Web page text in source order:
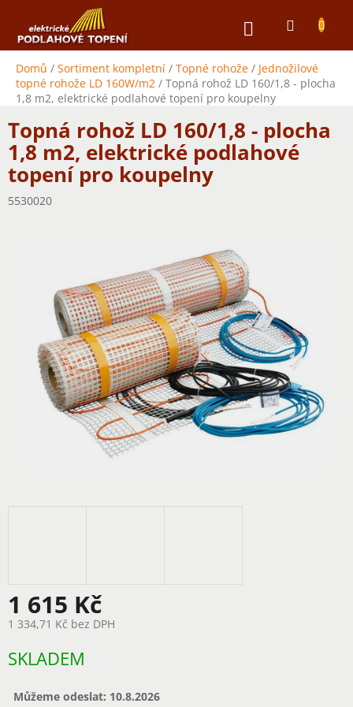
obsah
NÁKUPNÍ
Domů / Sortiment kompletní / Topné rohože / Jednožilové
topné rohože LD 160W/m2 / Topná rohož LD 160/1,8 - plocha
1,8 m2, elektrické podlahové topení pro koupelny
Topná rohož LD 160/1,8 - plocha
1,8 m2, elektrické podlahové
topení pro koupelny
5530020
1 615 Kč
1 334,71 Kč bez DPH
cena:
SKLADEM
Můžeme odeslat: 10.8.2026